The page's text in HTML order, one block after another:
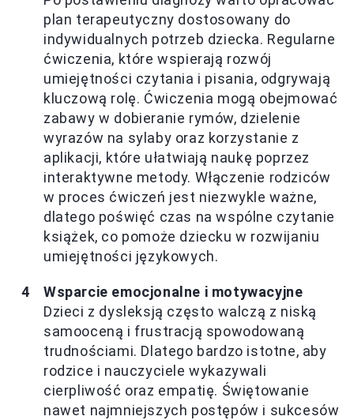
plan terapeutyczny dostosowany do
indywidualnych potrzeb dziecka. Regularne
ćwiczenia, które wspierają rozwój
umiejętności czytania i pisania, odgrywają
kluczową rolę. Ćwiczenia mogą obejmować
zabawy w dobieranie rymów, dzielenie
wyrazów na sylaby oraz korzystanie z
aplikacji, które ułatwiają naukę poprzez
interaktywne metody. Włączenie rodziców
w proces ćwiczeń jest niezwykle ważne,
dlatego poświęć czas na wspólne czytanie
książek, co pomoże dziecku w rozwijaniu
umiejętności językowych.
Wsparcie emocjonalne i motywacyjne
Dzieci z dysleksją często walczą z niską
samooceną i frustracją spowodowaną
trudnościami. Dlatego bardzo istotne, aby
rodzice i nauczyciele wykazywali
cierpliwość oraz empatię. Świętowanie
nawet najmniejszych postępów i sukcesów